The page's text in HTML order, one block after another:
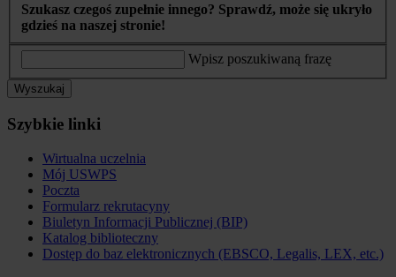
Szukasz czegoś zupełnie innego? Sprawdź, może się ukryło
gdzieś na naszej stronie!
Wpisz poszukiwaną frazę
Wyszukaj
Szybkie linki
Wirtualna uczelnia
Mój USWPS
Poczta
Formularz rekrutacyny
Biuletyn Informacji Publicznej (BIP)
Katalog biblioteczny
Dostęp do baz elektronicznych (EBSCO, Legalis, LEX, etc.)